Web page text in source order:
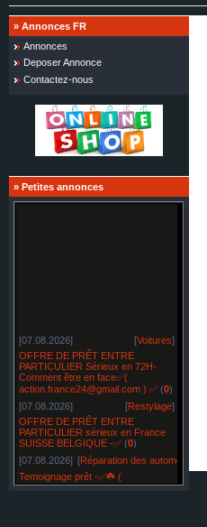
» Annonces FR
Annonces
Deposer Annonce
Contactez-nous
» Petites annonces
[07.08.2026] [Voitures]
OFFRE DE PRÊT ENTRE
PARTICULIER Sérieux en 72H-
Comment être en face✅(
action.france24@gmail.com ) ✅ (0)
[07.08.2026]
[Restylage]
OFFRE DE PRÊT ENTRE
PARTICULIER sérieux en France
SUISSE BELGIQUE -✅ (0)
[07.08.2026] [Réparation des automobiles
Temoignage prêt -✅☘️ (